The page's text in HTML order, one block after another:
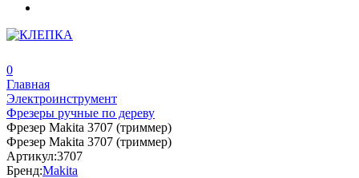
0
Главная
Электроинструмент
Фрезеры ручные по дереву
Фрезер Makita 3707 (триммер)
Фрезер Makita 3707 (триммер)
Артикул:3707
Бренд:Makita